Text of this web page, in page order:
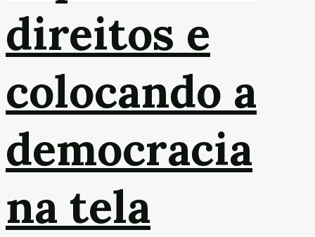
direitos e
colocando a
democracia
na tela